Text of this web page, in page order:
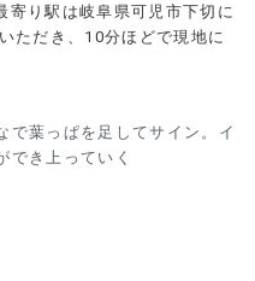
寄り駅は岐阜県可児市下切に
ただき、10分ほどで現地に
で葉っぱを足してサイン。イ
でき上っていく